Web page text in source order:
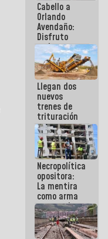
Cabello a
Orlando
Avendaño:
Disfruto
cada vez
que escribes
porque lo
que haces
es
embarrarla
Llegan dos
nuevos
trenes de
trituración
para
optimizar
manejo de
escombros
en La Guaira
Necropolítica
opositora:
La mentira
como arma
contra el
Pueblo